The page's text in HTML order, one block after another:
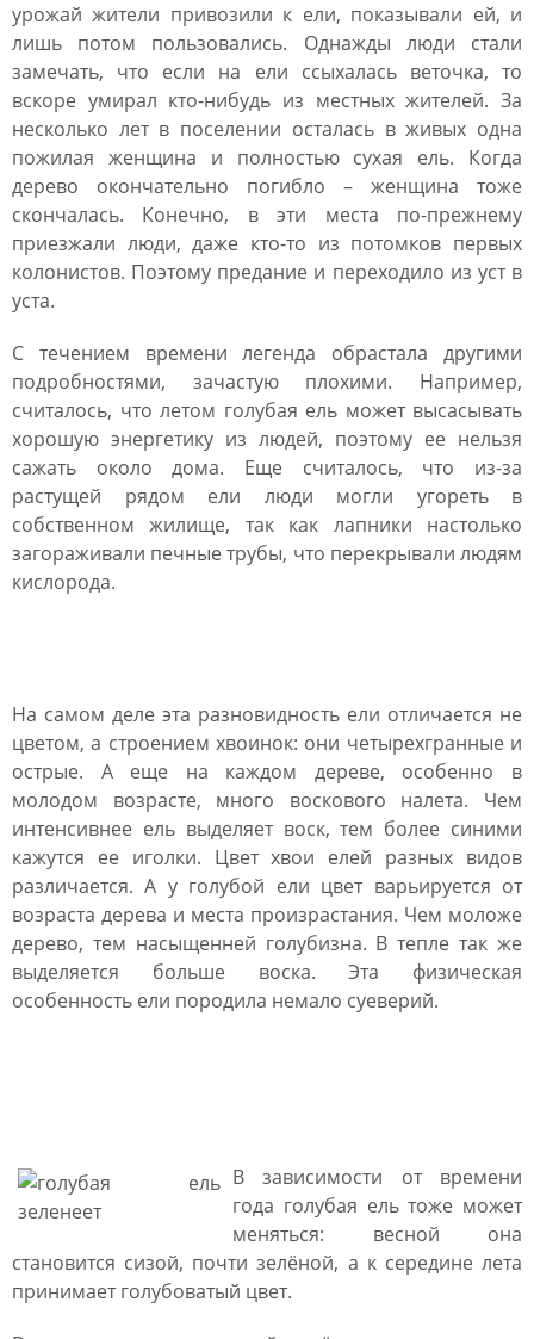
урожай жители привозили к ели, показывали ей, и
лишь потом пользовались. Однажды люди стали
замечать, что если на ели ссыхалась веточка, то
вскоре умирал кто-нибудь из местных жителей. За
несколько лет в поселении осталась в живых одна
пожилая женщина и полностью сухая ель. Когда
дерево окончательно погибло – женщина тоже
скончалась. Конечно, в эти места по-прежнему
приезжали люди, даже кто-то из потомков первых
колонистов. Поэтому предание и переходило из уст в
уста.
С течением времени легенда обрастала другими
подробностями, зачастую плохими. Например,
считалось, что летом голубая ель может высасывать
хорошую энергетику из людей, поэтому ее нельзя
сажать около дома. Еще считалось, что из-за
растущей рядом ели люди могли угореть в
собственном жилище, так как лапники настолько
загораживали печные трубы, что перекрывали людям
кислорода.
На самом деле эта разновидность ели отличается не
цветом, а строением хвоинок: они четырехгранные и
острые. А еще на каждом дереве, особенно в
молодом возрасте, много воскового налета. Чем
интенсивнее ель выделяет воск, тем более синими
кажутся ее иголки. Цвет хвои елей разных видов
различается. А у голубой ели цвет варьируется от
возраста дерева и места произрастания. Чем моложе
дерево, тем насыщенней голубизна. В тепле так же
выделяется больше воска. Эта физическая
особенность ели породила немало суеверий.
В зависимости от времени
года голубая ель тоже может
меняться: весной она
становится сизой, почти зелёной, а к середине лета
принимает голубоватый цвет.